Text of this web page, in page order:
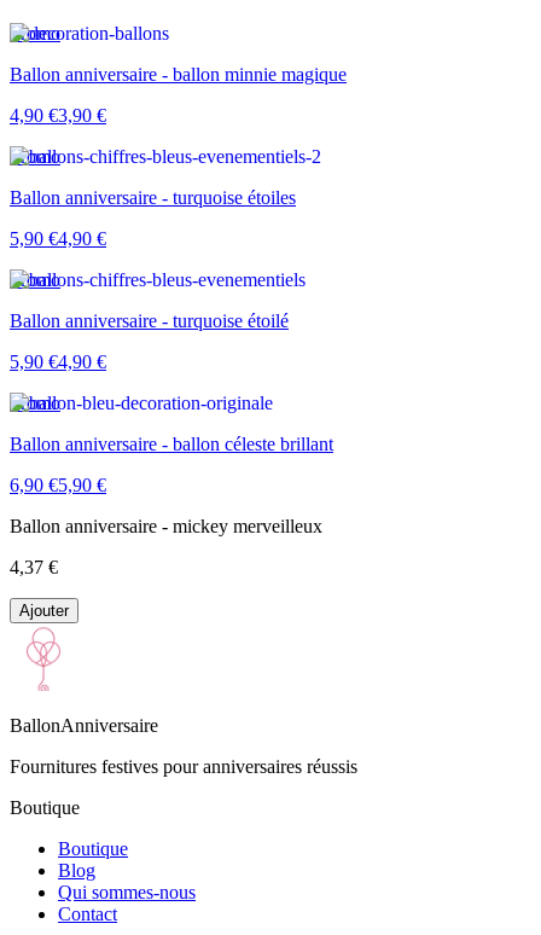
Promo
Ballon anniversaire - ballon minnie magique
4,90 €3,90 €
Promo
Ballon anniversaire - turquoise étoiles
5,90 €4,90 €
Promo
Ballon anniversaire - turquoise étoilé
5,90 €4,90 €
Promo
Ballon anniversaire - ballon céleste brillant
6,90 €5,90 €
Ballon anniversaire - mickey merveilleux
4,37 €
Ajouter
BallonAnniversaire
Fournitures festives pour anniversaires réussis
Boutique
Boutique
Blog
Qui sommes-nous
Contact